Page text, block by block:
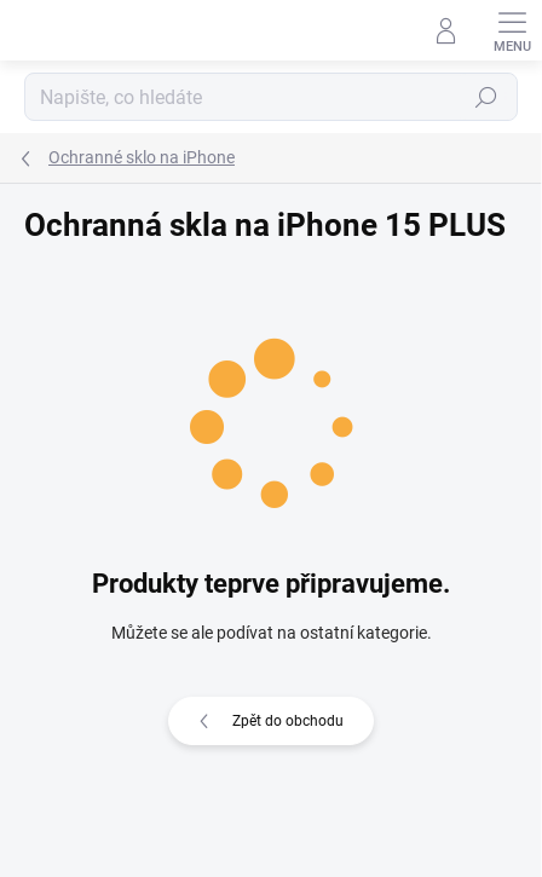
Hledat
Ochranné sklo na iPhone
Ochranná skla na iPhone 15 PLUS
Produkty teprve připravujeme.
Můžete se ale podívat na ostatní kategorie.
Zpět do obchodu